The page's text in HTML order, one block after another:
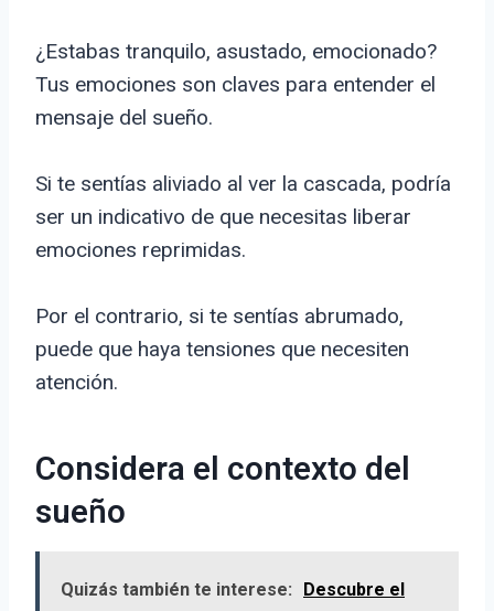
¿Estabas tranquilo, asustado, emocionado?
Tus emociones son claves para entender el
mensaje del sueño.
Si te sentías aliviado al ver la cascada, podría
ser un indicativo de que necesitas liberar
emociones reprimidas.
Por el contrario, si te sentías abrumado,
puede que haya tensiones que necesiten
atención.
Considera el contexto del
sueño
Quizás también te interese:
Descubre el